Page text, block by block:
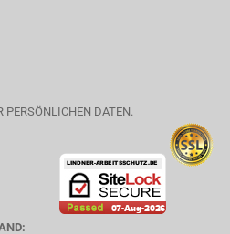
PERSÖNLICHEN DATEN.